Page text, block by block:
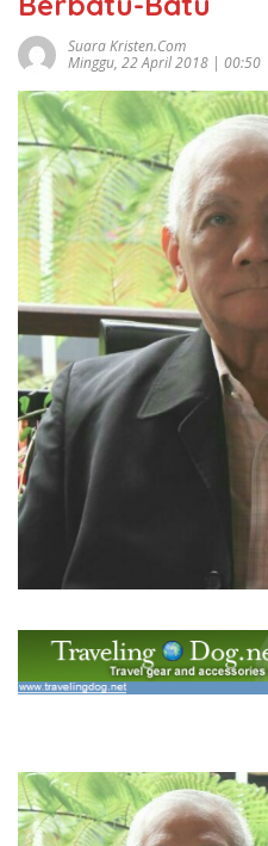
Suara Kristen.com
Minggu, 22 April 2018 | 00:50